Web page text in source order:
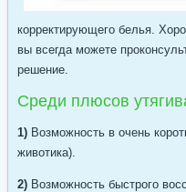
корректирующего белья.
вы всегда можете
решение.
Среди плюсов
1) Возможность в очень
животика).
2) Возможность быстрого